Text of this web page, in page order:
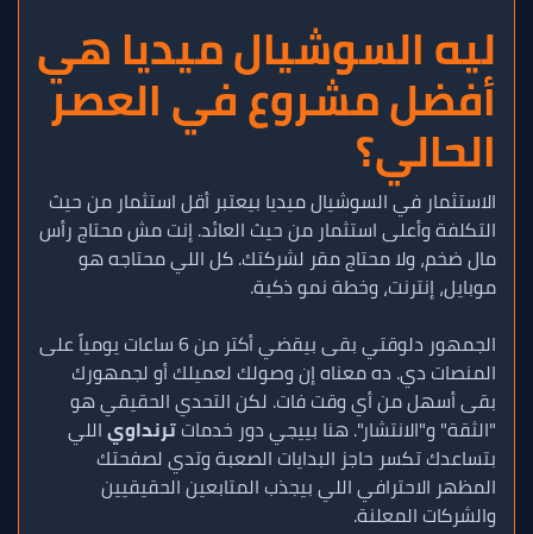
ليه السوشيال ميديا هي
أفضل مشروع في العصر
الحالي؟
الاستثمار في السوشيال ميديا بيعتبر أقل استثمار من حيث
التكلفة وأعلى استثمار من حيث العائد. إنت مش محتاج رأس
مال ضخم، ولا محتاج مقر لشركتك. كل اللي محتاجه هو
موبايل، إنترنت، وخطة نمو ذكية.
الجمهور دلوقتي بقى بيقضي أكتر من 6 ساعات يومياً على
المنصات دي. ده معناه إن وصولك لعميلك أو لجمهورك
بقى أسهل من أي وقت فات. لكن التحدي الحقيقي هو
"الثقة" و"الانتشار". هنا بييجي دور خدماتترنداوياللي
بتساعدك تكسر حاجز البدايات الصعبة وتدي لصفحتك
المظهر الاحترافي اللي بيجذب المتابعين الحقيقيين
والشركات المعلنة.